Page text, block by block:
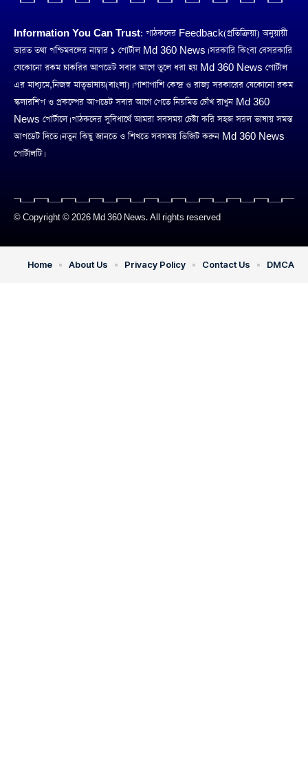
Information You Can Trust: পাঠকদের Feedback(প্রতিক্রিয়া) অনুয়ায়ী
ভারত তথা পশ্চিমবঙ্গের নাম্বার ১ পোর্টাল Md 360 News। সরকারি কিংবা বেসরকারি
যেকোনো রকম চাকরির আপডেট সবার আগে তুলে ধরা হয় Md 360 News পোর্টাল
এর মাধ্যমে,নিজস্ব মাতৃভাষায়(বাংলা)। পাশাপাশি কেন্দ্র ও রাজ্য সরকারের যেকোনো রকম
স্কলারশিপ ও প্রকল্পের আপডেট সবার আগে পেতে নিয়মিত চোঁখ রাখুন Md 360
News পোর্টালে। পাঠকদের সুবিধার্থে আমরা সবসময় চেষ্টা করি সহজ সরল ভাষায় সমস্ত
আপডেট দিতে। নতুন কিছু জানতে ও শিখতে সবসময় ভিজিট করুন Md 360 News
পোর্টালটি।
© Copyright © 2026 Md 360 News. All rights reserved
Home About Us Privacy Policy Contact Us DMCA